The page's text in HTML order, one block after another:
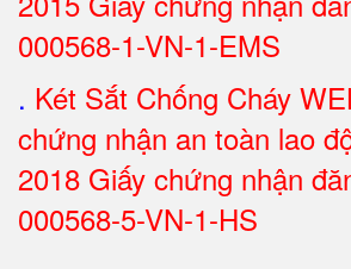
000568-1-VN-1-EMS
. Két Sắt Chống Cháy
chứng nhận an toàn lao
2018 Giấy chứng nhận
000568-5-VN-1-HS